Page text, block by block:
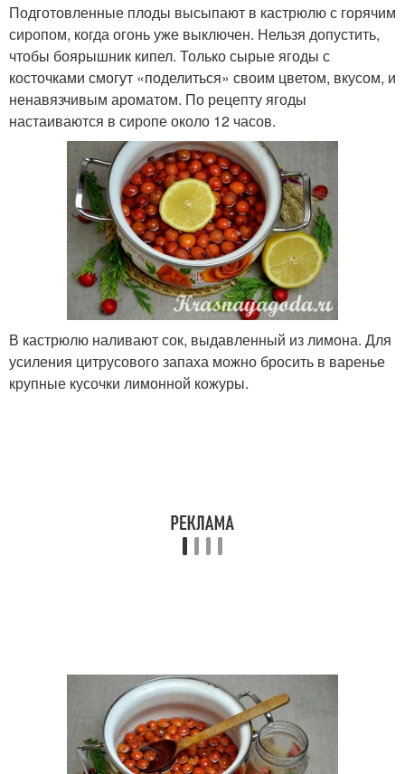
Подготовленные плоды высыпают в кастрюлю с горячим
сиропом, когда огонь уже выключен. Нельзя допустить,
чтобы боярышник кипел. Только сырые ягоды с
косточками смогут «поделиться» своим цветом, вкусом, и
ненавязчивым ароматом. По рецепту ягоды
настаиваются в сиропе около 12 часов.
В кастрюлю наливают сок, выдавленный из лимона. Для
усиления цитрусового запаха можно бросить в варенье
крупные кусочки лимонной кожуры.